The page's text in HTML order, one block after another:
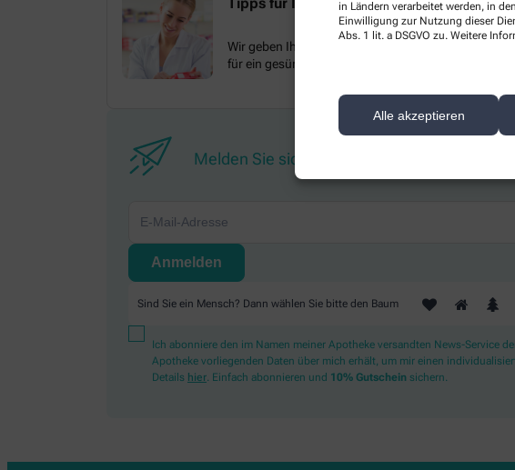
in Ländern verarbeitet werden, in
Einwilligung zur Nutzung dieser
Abs. 1 lit. a DSGVO zu. Weitere
Alle akzeptieren
Tipps für Ihre Gesundheit
Wir geben Ihnen praktische Tipps
für ein gesünderes Leben.
Melden Sie sich hier an und sichern Sie
Sind Sie ein Mensch? Dann wählen Sie bitte den Baum
Ich abonniere den im Namen meiner Apotheke versandten News-Service
Apotheke vorliegenden Daten über mich erhält, um mir einen
Details hier. Einfach abonnieren und 10% Gutschein sichern.